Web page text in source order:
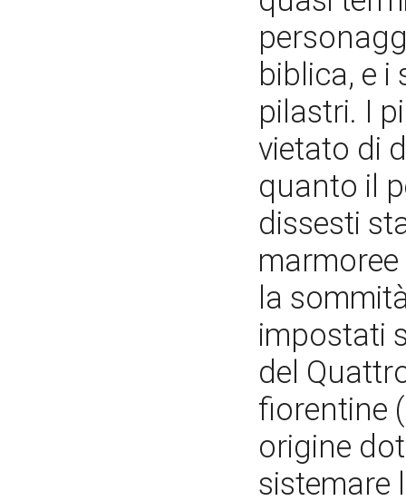
biblica, e
pilastri. I
vietato di
quanto il
dissesti
la
impostati
del
fiorentine
origine
sistemare